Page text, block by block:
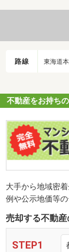
路線 東海道
不動産をお持ち
大手から地域密
例や公示地価等
売却する不動
STEP1